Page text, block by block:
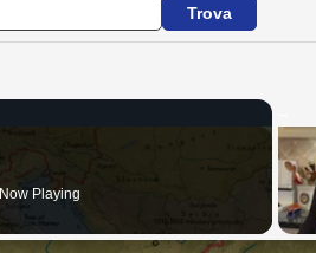
Now Playing